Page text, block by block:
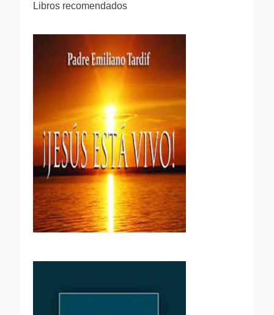
Libros recomendados